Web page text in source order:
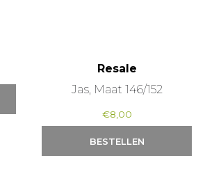
Resale
Jas, Maat 146/152
€8,00
BESTELLEN